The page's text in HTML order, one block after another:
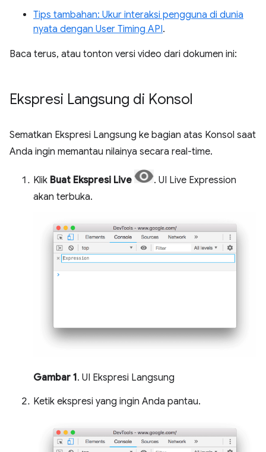
Tips tambahan: Ukur interaksi pengguna di dunia
nyata dengan User Timing API.
Baca terus, atau tonton versi video dari dokumen ini:
Ekspresi Langsung di Konsol
Sematkan Ekspresi Langsung ke bagian atas Konsol saat
Anda ingin memantau nilainya secara real-time.
Klik Buat Ekspresi Live
. UI Live Expression
akan terbuka.
Gambar 1. UI Ekspresi Langsung
Ketik ekspresi yang ingin Anda pantau.